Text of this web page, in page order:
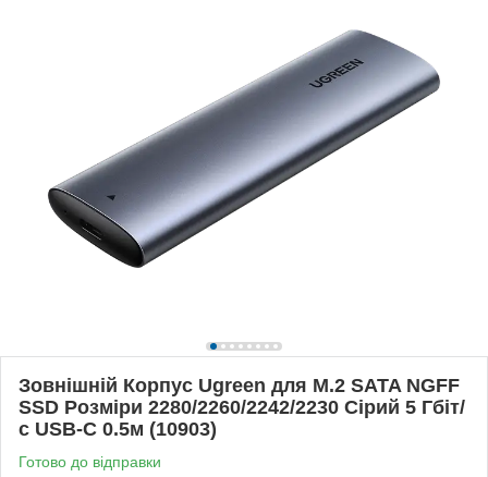
Зовнішній Корпус Ugreen для M.2 SATA NGFF
SSD Розміри 2280/2260/2242/2230 Сірий 5 Гбіт/
с USB-C 0.5м (10903)
Готово до відправки